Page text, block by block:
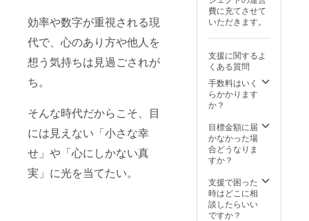
効率や数字が重視される現
代で、心のあり方や他人を
想う気持ちは見過ごされが
ち。
そんな時代だからこそ、目
には見えない「小さな幸
せ」や「心にしかない真
実」に光を当てたい。
メール
にてご
案内さ
せてい
ます。
メール
をご確
認くだ
さい。
欄：エ
ンドク
レジッ
トに掲
貴団
多・貴
社名を
ご記入
費に充てさせて
いただきます。
支援に関するよ
くある質問
手数料はいく
らかかります
か？
目標金額に届
かなかった場
合どうなりま
すか？
支援で困った
時はどこに相
談したらいい
ですか？